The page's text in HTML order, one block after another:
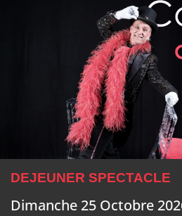
DEJEUNER SPECTACLE
Dimanche 25 Octobre